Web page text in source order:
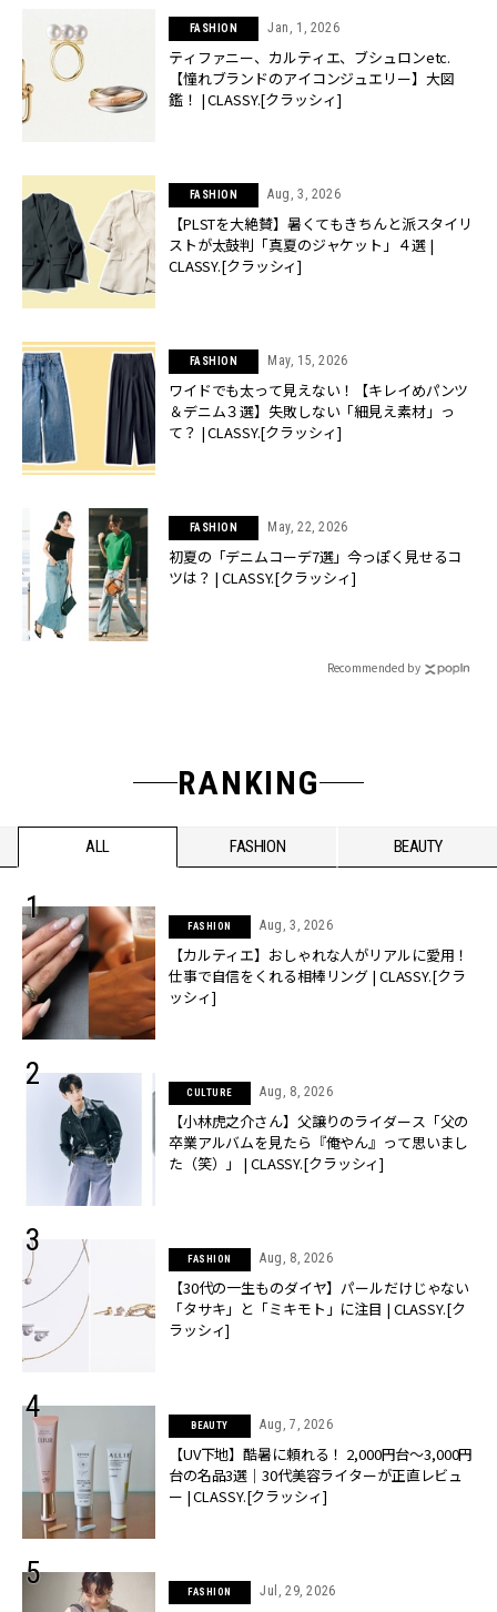
FASHION Jan, 1, 2026
ティファニー、カルティエ、ブシュロンetc.
【憧れブランドのアイコンジュエリー】大図
鑑！ | CLASSY.[クラッシィ]
FASHION Aug, 3, 2026
【PLSTを大絶賛】暑くてもきちんと派スタイリ
ストが太鼓判「真夏のジャケット」４選 |
CLASSY.[クラッシィ]
FASHION May, 15, 2026
ワイドでも太って見えない！【キレイめパンツ
＆デニム３選】失敗しない「細見え素材」っ
て？ | CLASSY.[クラッシィ]
FASHION May, 22, 2026
初夏の「デニムコーデ7選」今っぽく見せるコ
ツは？ | CLASSY.[クラッシィ]
Recommended by
RANKING
ALL FASHION BEAUTY
FASHION Aug, 3, 2026
【カルティエ】おしゃれな人がリアルに愛用！
仕事で自信をくれる相棒リング | CLASSY.[クラ
ッシィ]
CULTURE Aug, 8, 2026
【小林虎之介さん】父譲りのライダース「父の
卒業アルバムを見たら『俺やん』って思いまし
た（笑）」 | CLASSY.[クラッシィ]
FASHION Aug, 8, 2026
【30代の一生ものダイヤ】パールだけじゃない
「タサキ」と「ミキモト」に注目 | CLASSY.[ク
ラッシィ]
BEAUTY Aug, 7, 2026
【UV下地】酷暑に頼れる！ 2,000円台〜3,000円
台の名品3選｜30代美容ライターが正直レビュ
ー | CLASSY.[クラッシィ]
FASHION Jul, 29, 2026